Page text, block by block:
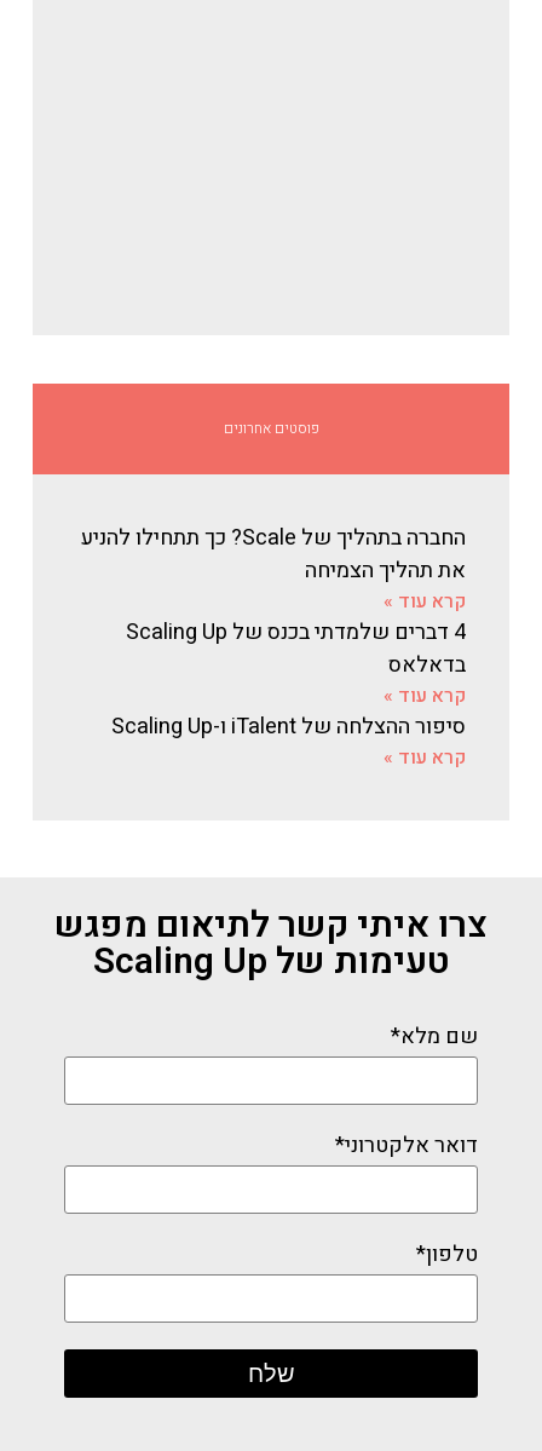
פוסטים אחרונים
החברה בתהליך של Scale? כך תתחילו להניע
את תהליך הצמיחה
קרא עוד »
4 דברים שלמדתי בכנס של Scaling Up
בדאלאס
קרא עוד »
סיפור ההצלחה של iTalent ו-Scaling Up
קרא עוד »
צרו איתי קשר לתיאום מפגש
טעימות של Scaling Up
שם מלא*
דואר אלקטרוני*
טלפון*